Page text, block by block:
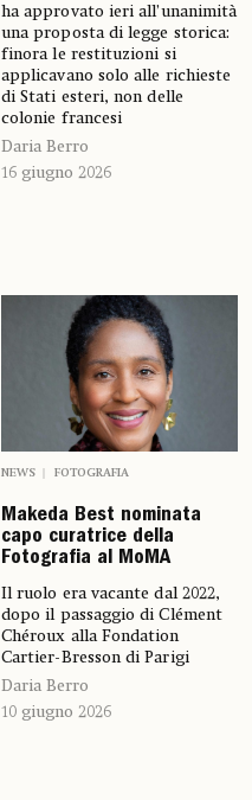
ha approvato ieri all’unanimità
una proposta di legge storica:
finora le restituzioni si
applicavano solo alle richieste
di Stati esteri, non delle
colonie francesi
Daria Berro
16 giugno 2026
NEWS FOTOGRAFIA
Makeda Best nominata
capo curatrice della
Fotografia al MoMA
Il ruolo era vacante dal 2022,
dopo il passaggio di Clément
Chéroux alla Fondation
Cartier-Bresson di Parigi
Daria Berro
10 giugno 2026